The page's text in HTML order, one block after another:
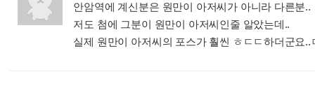
안암역에 계신분은 원만이 아저씨가 아니라 다른분..
저도 첨에 그분이 원만이 아저씨인줄 알았는데..
실제 원만이 아저씨의 포스가 훨씬 ㅎㄷㄷ하더군요